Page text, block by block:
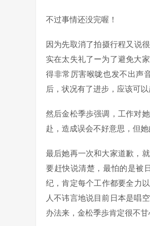
不过事情还没完喔！
因为先取消了拍摄行程又说
实在太失礼了ー为了避免大
得非常厉害喉咙也发不出声
后，状况有了进步，应该可
然后金松季歩强调，工作对
赴，造成误会不好意思，但
最后她再一次和大家道歉，
要赶快说清楚，最怕的是被
纪，肯定每个工作都要全力
人不讳言地说目前日本是唱
办法来，金松季歩肯定很不